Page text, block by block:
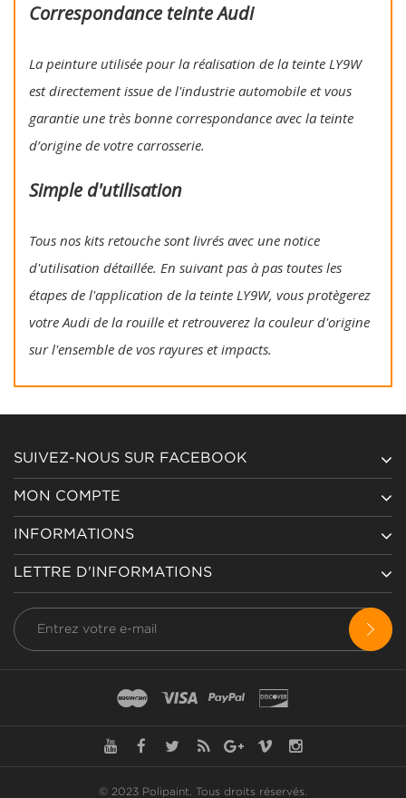
Correspondance teinte Audi
La peinture utilisée pour la réalisation de la teinte LY9W
est directement issue de l'industrie automobile et vous
garantie une très bonne correspondance avec la teinte
d’origine de votre carrosserie.
Simple d'utilisation
Tous nos kits retouche sont livrés avec une notice
d'utilisation détaillée. En suivant pas à pas toutes les
étapes de l'application de la teinte LY9W, vous protègerez
votre Audi de la rouille et retrouverez la couleur d'origine
sur l'ensemble de vos rayures et impacts.
SUIVEZ-NOUS SUR FACEBOOK
MON COMPTE
INFORMATIONS
LETTRE D'INFORMATIONS
© 2023 Polipaint. Tous droits réservés.